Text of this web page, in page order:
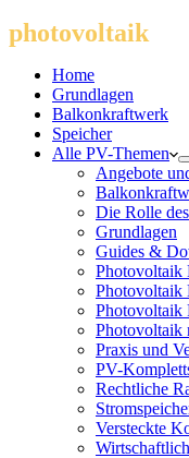
photovoltaik
Home
Grundlagen
Balkonkraftwerk
Speicher
Alle PV-Themen
Angebote
Die Rolle
Grundlagen
Guides &
Photovoltaik
Photovoltaik
Photovoltaik
Photovoltaik
Praxis und
PV-
Rechtliche
Versteckte